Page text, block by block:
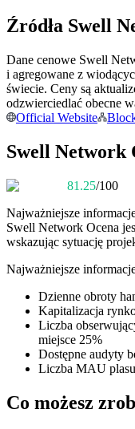
Zostań traderem
Ciesz się
transakcji
Informacja
Analiza Big Data,
Źródła Swell
Dane cenowe Swell
i agregowane z
świecie. Ceny są
odzwierciedlać obecne
Official Website
Swell Network
81.25/100
Najważniejsze
Swell Network Ocena
wskazując sytuację
Najważniejsze
Dzienne obroty
Kapitalizacja
Liczba
miejsce 25%
Dostępne audyty
Liczba MAU
Co możesz